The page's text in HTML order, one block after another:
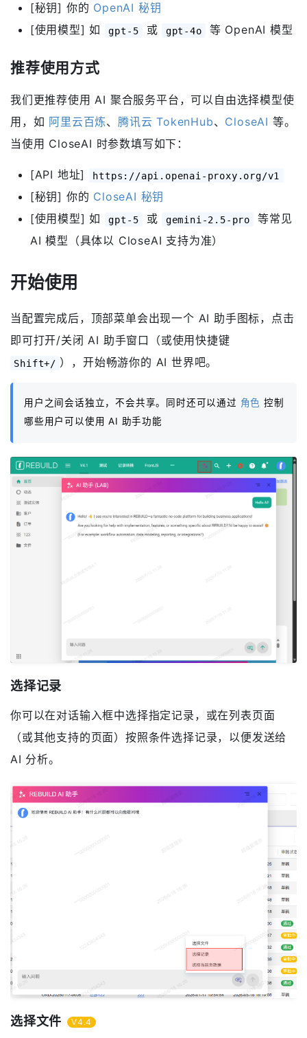
[秘钥] 你的 OpenAI 秘钥
[使用模型] 如
gpt-5 或 gpt-4o 等 OpenAI 模型
推荐使用方式
我们更推荐使用 AI 聚合服务平台，可以自由选择模型使
用，如 阿里云百炼、 腾讯云 TokenHub、 CloseAI 等。
当使用 CloseAI 时参数填写如下：
[API 地址] https://api.openai-proxy.org/v1
[秘钥] 你的 CloseAI 秘钥
[使用模型] 如
gpt-5 或 gemini-2.5-pro
等常见
AI 模型（具体以 CloseAI 支持为准）
开始使用
当配置完成后，顶部菜单会出现一个 AI 助手图标，点击
即可打开/关闭 AI 助手窗口（或使用快捷键
Shift+/ ），开始畅游你的 AI 世界吧。
用户之间会话独立，不会共享。同时还可以通过 角色 控制
哪些用户可以使用 AI 助手功能
选择记录
你可以在对话输入框中选择指定记录，或在列表页面
（或其他支持的页面）按照条件选择记录，以便发送给
AI 分析。
选择文件 V4.4